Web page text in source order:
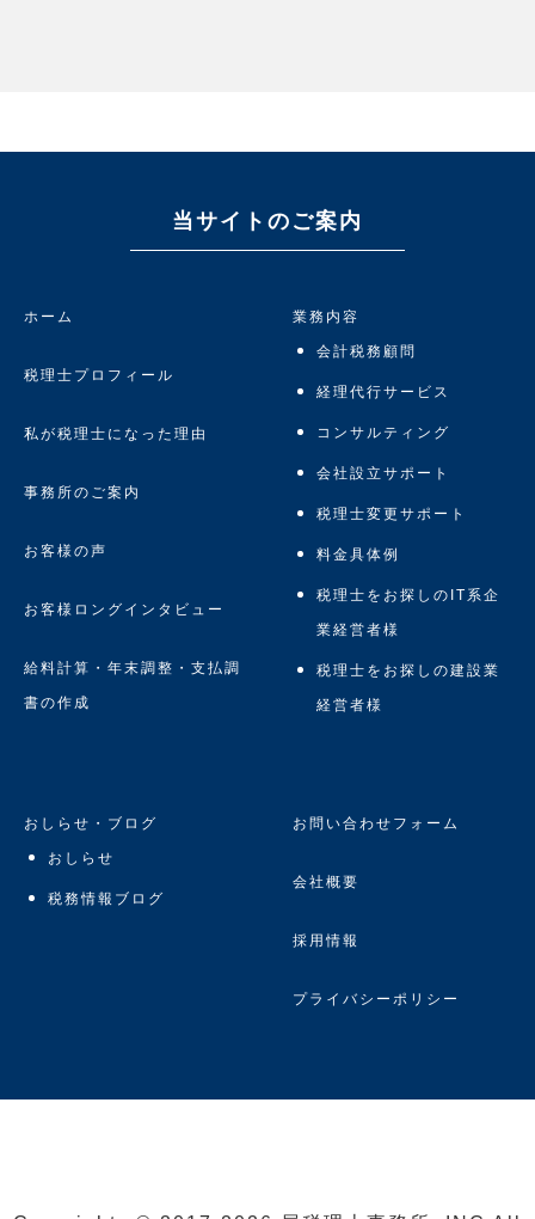
当サイトのご案内
ホーム
税理士プロフィール
私が税理士になった理由
事務所のご案内
お客様の声
お客様ロングインタビュー
給料計算・年末調整・支払調
書の作成
業務内容
会計税務顧問
経理代行サービス
コンサルティング
会社設立サポート
税理士変更サポート
料金具体例
税理士をお探しのIT系企
業経営者様
税理士をお探しの建設業
経営者様
おしらせ・ブログ
おしらせ
税務情報ブログ
お問い合わせフォーム
会社概要
採用情報
プライバシーポリシー